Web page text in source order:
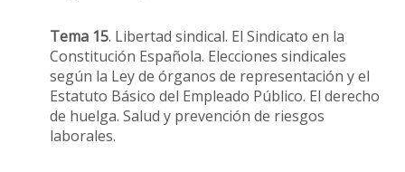
Tema 15. Libertad sindical. El Sindicato en la
Constitución Española. Elecciones sindicales
según la Ley de órganos de representación y el
Estatuto Básico del Empleado Público. El derecho
de huelga. Salud y prevención de riesgos
laborales.